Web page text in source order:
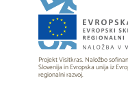
Projekt Visitkras. Naložbo
Slovenija in Evropska unija iz
regionalni razvoj.